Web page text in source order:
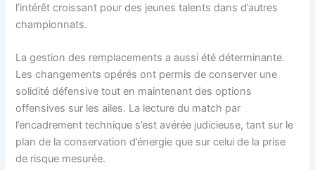
l’intérêt croissant pour des jeunes talents dans d’autres
championnats.
La gestion des remplacements a aussi été déterminante.
Les changements opérés ont permis de conserver une
solidité défensive tout en maintenant des options
offensives sur les ailes. La lecture du match par
l’encadrement technique s’est avérée judicieuse, tant sur le
plan de la conservation d’énergie que sur celui de la prise
de risque mesurée.